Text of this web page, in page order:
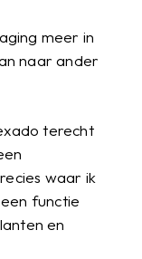
meer in
naar ander
terecht
waar ik
functie
en